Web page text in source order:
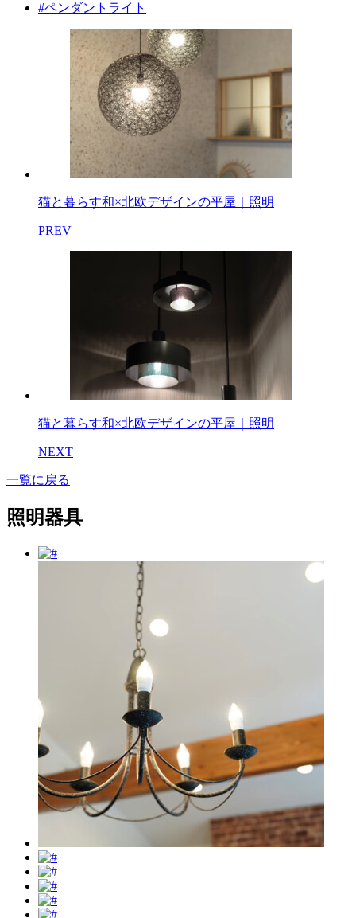
#ペンダントライト
猫と暮らす和×北欧デザインの平屋｜照明
PREV
猫と暮らす和×北欧デザインの平屋｜照明
NEXT
一覧に戻る
照明器具